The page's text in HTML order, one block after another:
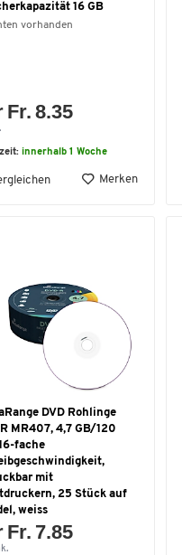
16 GB
vorhanden
Fr. 8.35
innerhalb 1 Woche
Merken
DVD Rohlinge
MR407, 4,7 GB/120
fache
mit
25 Stück auf
weiss
Fr. 7.85